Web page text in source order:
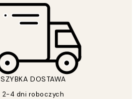
SZYBKA DOSTAWA
2-4 dni roboczych